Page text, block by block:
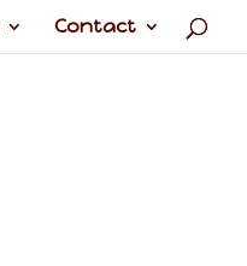
Contact